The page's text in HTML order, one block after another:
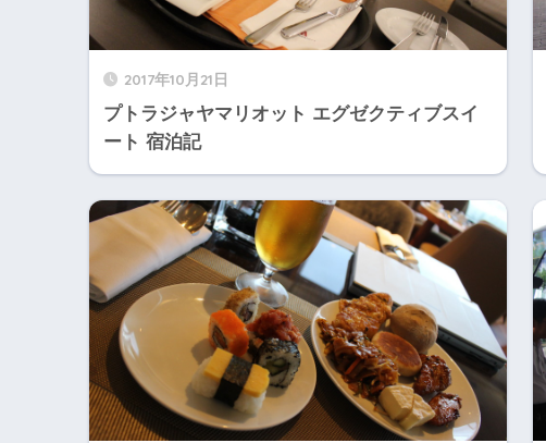
2017年10月21日
プトラジャヤマリオット エグゼクティブスイ
ート 宿泊記